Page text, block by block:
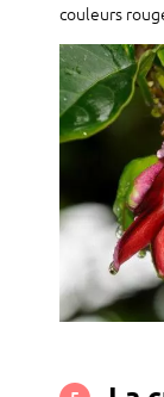
couleurs